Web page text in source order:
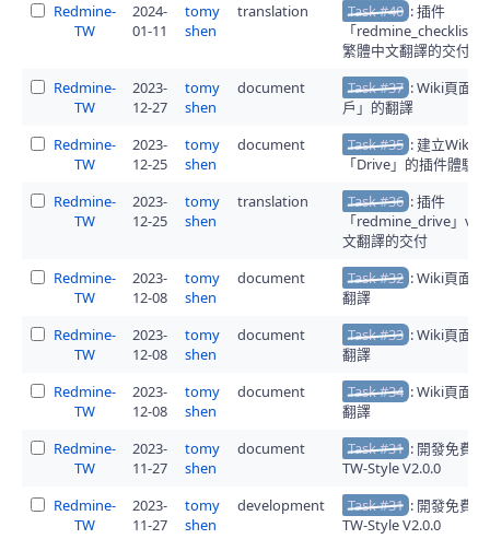
Redmine-
TW
2024-
01-11
tomy
shen
translation Task #40 : 插件
「redmine_checklists
繁體中文翻譯的交付
Redmine-
TW
2023-
12-27
tomy
shen
document Task #37 : Wiki頁面
戶」的翻譯
Redmine-
TW
2023-
12-25
tomy
shen
document Task #35 : 建立Wiki
「Drive」的插件體驗
Redmine-
TW
2023-
12-25
tomy
shen
translation Task #36 : 插件
「redmine_drive」
文翻譯的交付
Redmine-
TW
2023-
12-08
tomy
shen
document Task #32 : Wiki頁面
翻譯
Redmine-
TW
2023-
12-08
tomy
shen
document Task #33 : Wiki頁面
翻譯
Redmine-
TW
2023-
12-08
tomy
shen
document Task #34 : Wiki頁面
翻譯
Redmine-
TW
2023-
11-27
tomy
shen
document Task #31 : 開發免費
TW-Style V2.0.0
Redmine-
TW
2023-
11-27
tomy
shen
development Task #31 : 開發免費
TW-Style V2.0.0